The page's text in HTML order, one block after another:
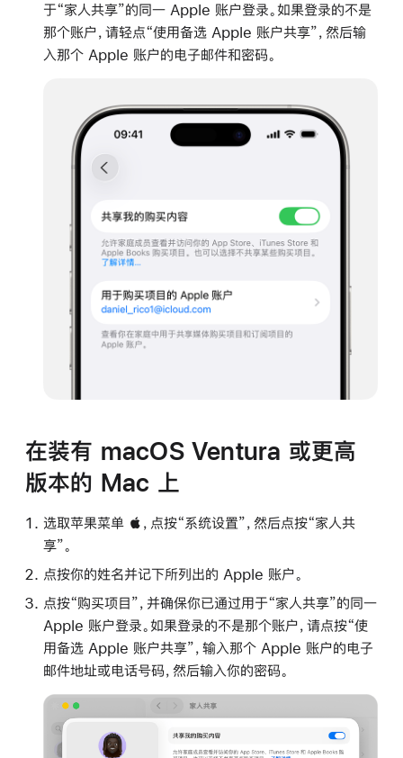
于“家人共享”的同一 Apple 账户登录。如果登录的不是
那个账户，请轻点“使用备选 Apple 账户共享”，然后输
入那个 Apple 账户的电子邮件和密码。
在装有 macOS Ventura 或更高
版本的 Mac 上
选取苹果菜单 ，点按“系统设置”，然后点按“家人共
享”。
点按你的姓名并记下所列出的 Apple 账户。
点按“购买项目”，并确保你已通过用于“家人共享”的同一
Apple 账户登录。如果登录的不是那个账户，请点按“使
用备选 Apple 账户共享”，输入那个 Apple 账户的电子
邮件地址或电话号码，然后输入你的密码。